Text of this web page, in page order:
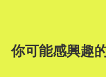
你可能感興趣